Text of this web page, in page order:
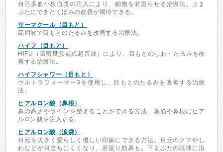
自己多血小板血漿の注入により、細胞を若返らせる治療法。上ま
ぶたにできたくぼみの改善が期待できる。
サーマクール（目もと）
高周波で目もとのたるみを改善する治療法。
ハイフ（目もと）
HIFU（高密度焦点式超音波）により、目もとのしわ・たるみを改
善する治療法。
ハイフシャワー（目もと）
ウルトラフォーマー3を使用し、目もとのたるみを改善する治療
法。
ヒアルロン酸（鼻根）
鼻の高さやラインを整えることができる方法。鼻筋や鼻根にヒア
ルロン酸を注入する。
ヒアルロン酸（涙袋）
目元を大きく愛らしく優しい印象にできる方法。目元のクマやし
わなどが目立ちにくくなり、若返り効果も。下まぶたの眼球に沿